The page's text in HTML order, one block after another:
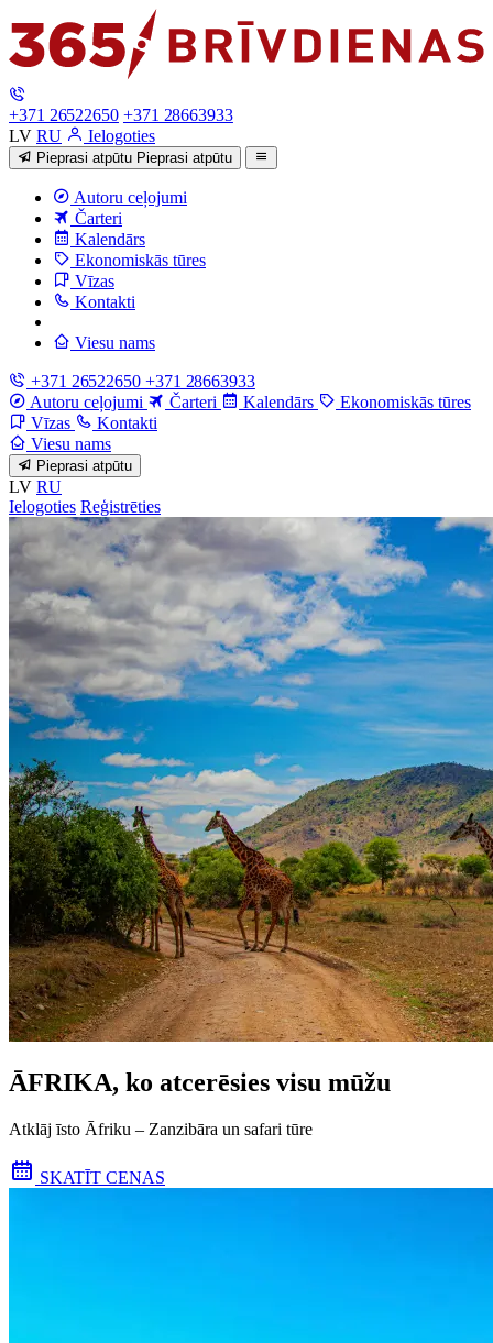
+371 26522650 +371 28663933
LV RU Ielogoties
Pieprasi atpūtu Pieprasi atpūtu
Autoru ceļojumi
Čarteri
Kalendārs
Ekonomiskās tūres
Vīzas
Kontakti
Viesu nams
+371 26522650 +371 28663933
Autoru ceļojumi
Čarteri Kalendārs
Ekonomiskās tūres
Vīzas
Kontakti
Viesu nams
Pieprasi atpūtu
LV RU
Ielogoties Reģistrēties
ĀFRIKA, ko atcerēsies visu mūžu
Atklāj īsto Āfriku – Zanzibāra un safari tūre
SKATĪT CENAS